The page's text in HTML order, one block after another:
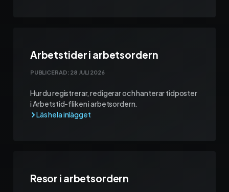
Arbetstider i arbetsordern
PUBLICERAD: 28 JULI 2026
Hur du registrerar, redigerar och hanterar tidposter
i Arbetstid-fliken i arbetsordern.
Resor i arbetsordern